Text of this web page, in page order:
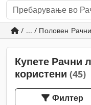
/ ... / Половен
Купете Рачни
користени (45)
Филтер